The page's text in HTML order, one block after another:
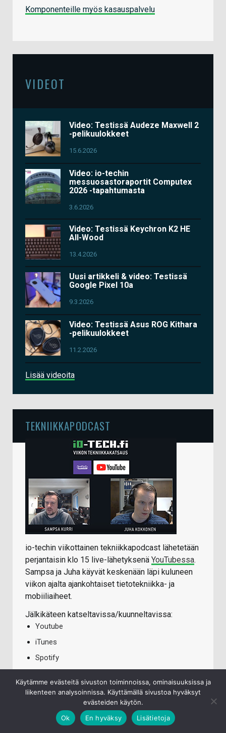
Komponenteille myös kasauspalvelu
VIDEOT
Video: Testissä Audeze Maxwell 2
-pelikuulokkeet
15.6.2026
Video: io-techin
messuosastoraportit Computex
2026 -tapahtumasta
3.6.2026
Video: Testissä Keychron K2 HE
All-Wood
13.4.2026
Uusi artikkeli & video: Testissä
Google Pixel 10a
9.3.2026
Video: Testissä Asus ROG Kithara
-pelikuulokkeet
11.2.2026
Lisää videoita
TEKNIIKKAPODCAST
io-techin viikottainen tekniikkapodcast lähetetään
perjantaisin klo 15 live-lähetyksenä YouTubessa.
Sampsa ja Juha käyvät keskenään läpi kuluneen
viikon ajalta ajankohtaiset tietotekniikka- ja
mobiiliaiheet.
Jälkikäteen katseltavissa/kuunneltavissa:
Youtube
iTunes
Spotify
TECHBBS UUSIMMAT VIESTIT
Käytämme evästeitä sivuston toiminnoissa, ominaisuuksissa ja
liikenteen analysoinnissa. Käyttämällä sivustoa hyväksyt
evästeiden käytön.
Ok
En hyväksy Lisätietoja